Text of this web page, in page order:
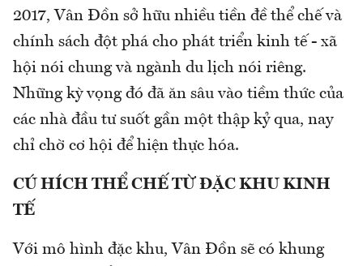
2017, Vân Đồn sở hữu nhiều tiền đề thể chế và
chính sách đột phá cho phát triển kinh tế - xã
hội nói chung và ngành du lịch nói riêng.
Những kỳ vọng đó đã ăn sâu vào tiềm thức của
các nhà đầu tư suốt gần một thập kỷ qua, nay
chỉ chờ cơ hội để hiện thực hóa.
CÚ HÍCH THỂ CHẾ TỪ ĐẶC KHU KINH
TẾ
Với mô hình đặc khu, Vân Đồn sẽ có khung